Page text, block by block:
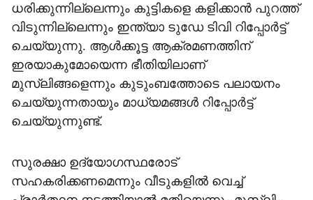
ധരിക്കുന്നില്ലെന്നും കുട്ടികളെ കളിക്കാന്‍ പുറത്ത്
വിടുന്നില്ലെന്നും ഇന്ത്യാ ടുഡേ ടിവി റിപ്പോര്‍ട്ട്
ചെയ്യുന്നു. ആള്‍ക്കൂട്ട ആക്രമണത്തിന്
ഇരയാകുമോയെന്ന ഭീതിയിലാണ്
മുസ്ലിങ്ങളെന്നും കുടുംബത്തോടെ പലായനം
ചെയ്യുന്നതായും മാധ്യമങ്ങള്‍ റിപ്പോര്‍ട്ട്
ചെയ്യുന്നുണ്ട്.
സുരക്ഷാ ഉദ്യോഗസ്ഥരോട്
സഹകരിക്കണമെന്നും വീടുകളില്‍ വെച്ച്